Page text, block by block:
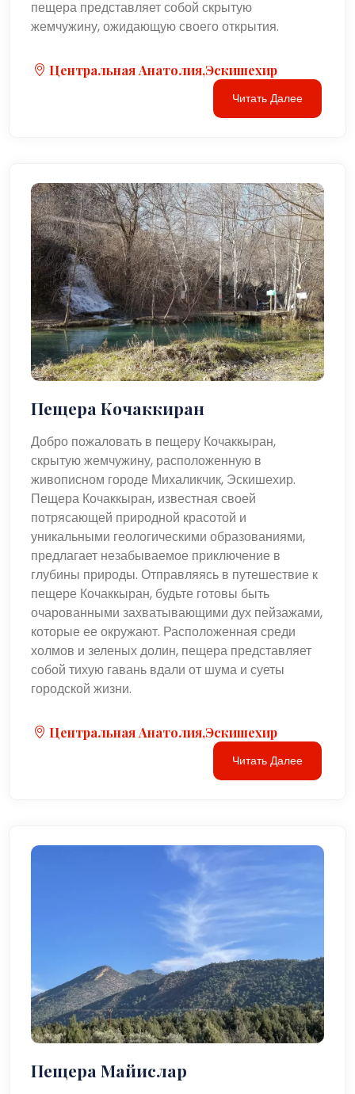
пещера представляет собой скрытую
жемчужину, ожидающую своего открытия.
Центральная Анатолия,Эскишехир
Читать Далее
Пещера Кочаккиран
Добро пожаловать в пещеру Кочаккыран,
скрытую жемчужину, расположенную в
живописном городе Михаликчик, Эскишехир.
Пещера Кочаккыран, известная своей
потрясающей природной красотой и
уникальными геологическими образованиями,
предлагает незабываемое приключение в
глубины природы. Отправляясь в путешествие к
пещере Кочаккыран, будьте готовы быть
очарованными захватывающими дух пейзажами,
которые ее окружают. Расположенная среди
холмов и зеленых долин, пещера представляет
собой тихую гавань вдали от шума и суеты
городской жизни.
Центральная Анатолия,Эскишехир
Читать Далее
Пещера Майислар